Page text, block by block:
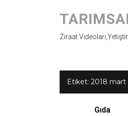
Ziraat
Etiket: 2018 mart
Gıda